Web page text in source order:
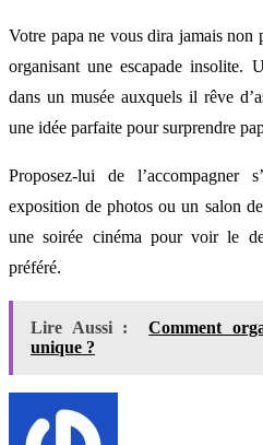
Votre papa ne vous dira jamais non
organisant une escapade insolite.
dans un musée auxquels il rêve
une idée parfaite pour surprendre
Proposez-lui de
exposition de photos ou un salon
une soirée cinéma pour voir le
préféré.
Lire Aussi :
Comment
unique ?